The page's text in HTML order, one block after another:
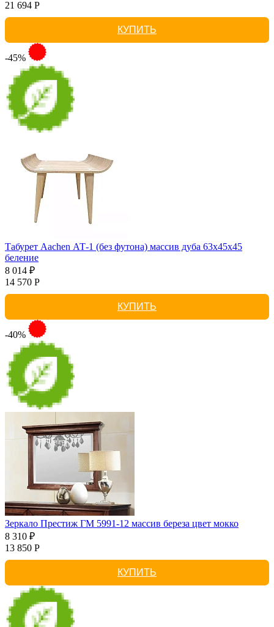
21 694 Р
КУПИТЬ
-45%
Табурет Aachen АТ-1 (без футона) массив дуба 63х45х45
беление
8 014 ₽
14 570 Р
КУПИТЬ
-40%
Зеркало Престиж ГМ 5991-12 массив береза цвет мокко
8 310 ₽
13 850 Р
КУПИТЬ